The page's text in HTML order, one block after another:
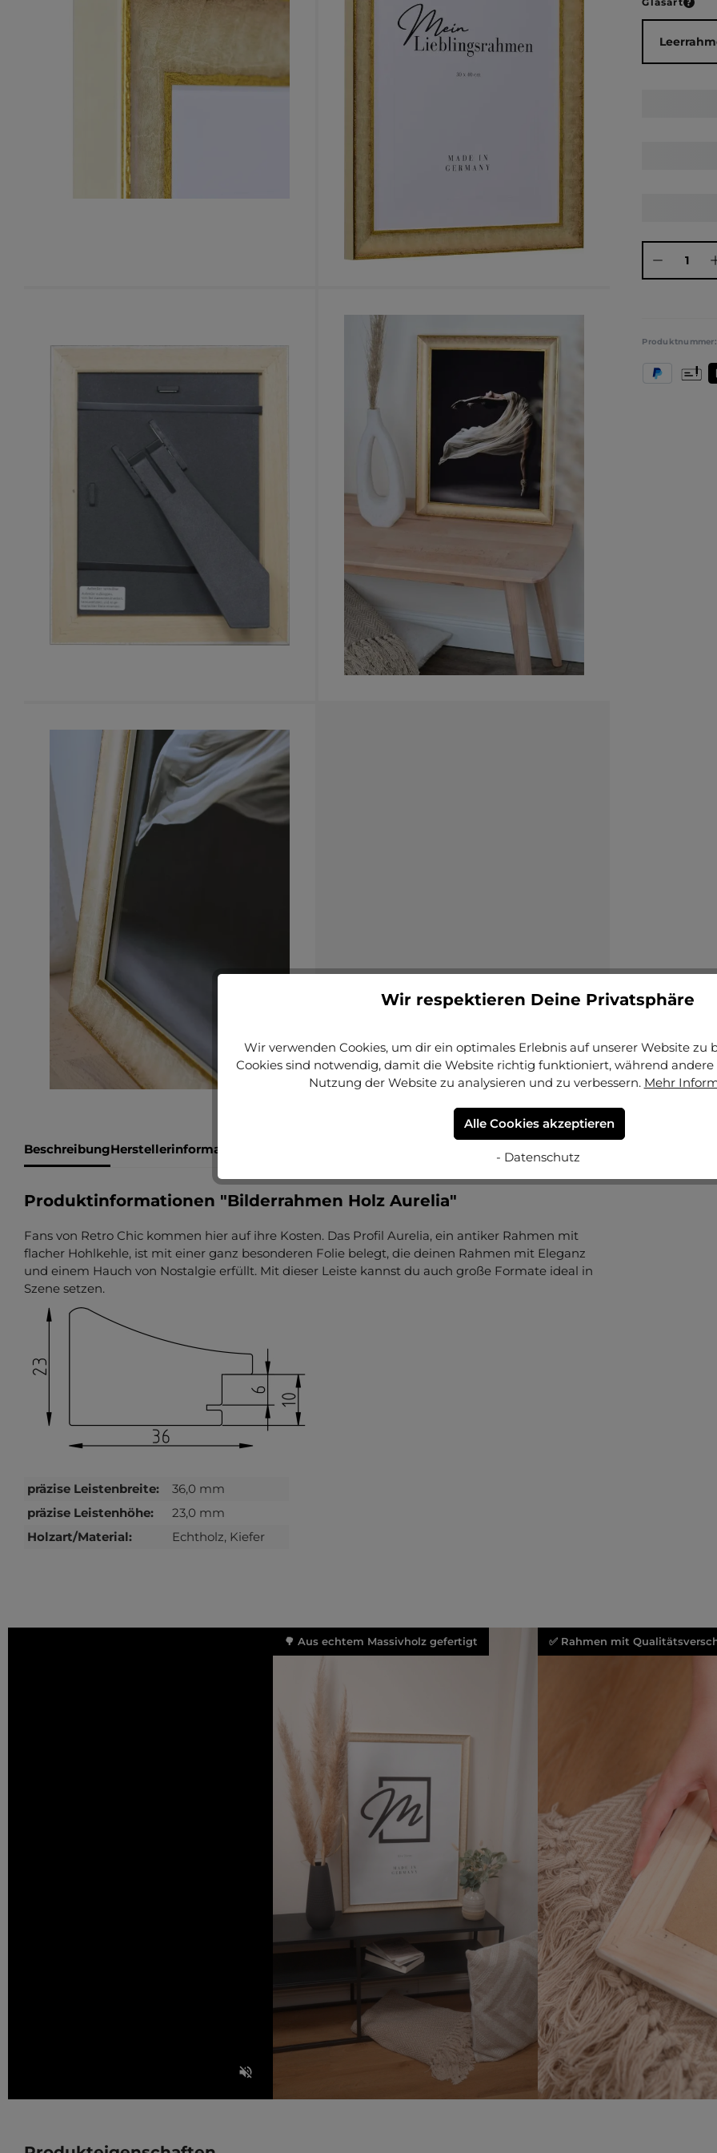
BeschreibungHerstellerinformationen
Produktinformationen "Bilderrahmen Holz Aurelia"
Fans von Retro Chic kommen hier auf ihre Kosten. Das Profil Aurelia, ein antiker Rahmen mit
flacher Hohlkehle, ist mit einer ganz besonderen Folie belegt, die deinen Rahmen mit Eleganz
und einem Hauch von Nostalgie erfüllt. Mit dieser Leiste kannst du auch große Formate ideal in
Szene setzen.
präzise Leistenbreite:
36,0 mm
präzise Leistenhöhe:
23,0 mm
Holzart/Material:
Echtholz, Kiefer
PayPal
🌳 Aus echtem Massivholz gefertigt ✅ Rahmen mit
Wir respektieren Deine Privatsphäre
Wir verwenden Cookies, um dir ein optimales Erlebnis auf unserer Website zu
Cookies sind notwendig, damit die Website richtig funktioniert, während andere
Nutzung der Website zu analysieren und zu verbessern. Mehr
Alle Cookies akzeptieren
- Datenschutz